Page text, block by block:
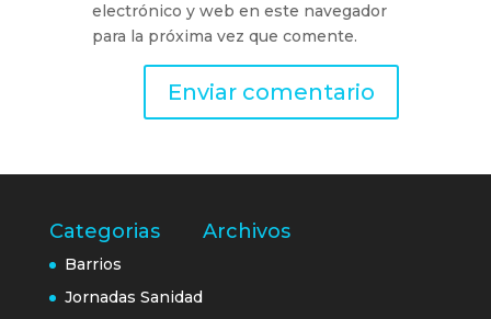
electrónico y web en este navegador
para la próxima vez que comente.
Categorias
Barrios
Jornadas Sanidad
Archivos